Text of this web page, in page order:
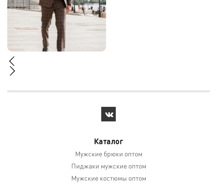
Каталог
Мужские брюки оптом
Пиджаки мужские оптом
Мужские костюмы оптом